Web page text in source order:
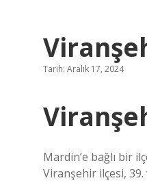
Tarih: Aralık 17, 2024
Mardin’e bağlı bir
Viranşehir ilçesi,